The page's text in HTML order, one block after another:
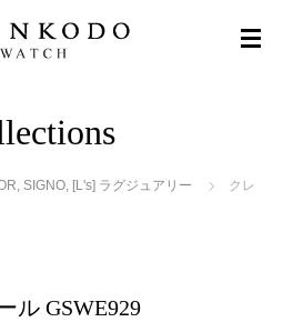
, SIGNO, [L's] ラグジュアリー
クレ
ル GSWE929